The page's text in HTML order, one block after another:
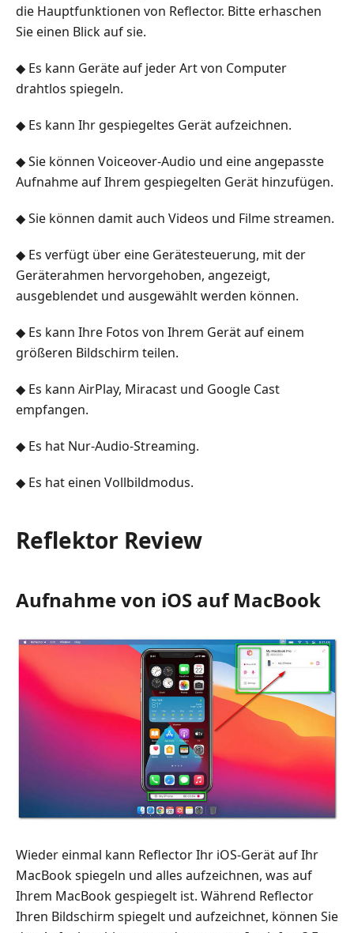
die Hauptfunktionen von Reflector. Bitte erhaschen
Sie einen Blick auf sie.
◆ Es kann Geräte auf jeder Art von Computer
drahtlos spiegeln.
◆ Es kann Ihr gespiegeltes Gerät aufzeichnen.
◆ Sie können Voiceover-Audio und eine angepasste
Aufnahme auf Ihrem gespiegelten Gerät hinzufügen.
◆ Sie können damit auch Videos und Filme streamen.
◆ Es verfügt über eine Gerätesteuerung, mit der
Geräterahmen hervorgehoben, angezeigt,
ausgeblendet und ausgewählt werden können.
◆ Es kann Ihre Fotos von Ihrem Gerät auf einem
größeren Bildschirm teilen.
◆ Es kann AirPlay, Miracast und Google Cast
empfangen.
◆ Es hat Nur-Audio-Streaming.
◆ Es hat einen Vollbildmodus.
Reflektor Review
Aufnahme von iOS auf MacBook
Wieder einmal kann Reflector Ihr iOS-Gerät auf Ihr
MacBook spiegeln und alles aufzeichnen, was auf
Ihrem MacBook gespiegelt ist. Während Reflector
Ihren Bildschirm spiegelt und aufzeichnet, können Sie